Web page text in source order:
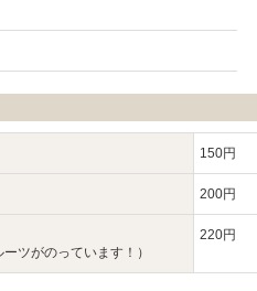
150円
200円
ツがのっています！）
220円